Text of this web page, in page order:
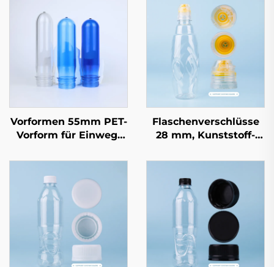
Vorformen 55mm PET-
Vorform für Einweg-
Wasserflaschen
Flaschenverschlüsse
28 mm, Kunststoff-
PCO1810 für Soda- und
Mineralwasserflaschen,
Direkt vom Hersteller